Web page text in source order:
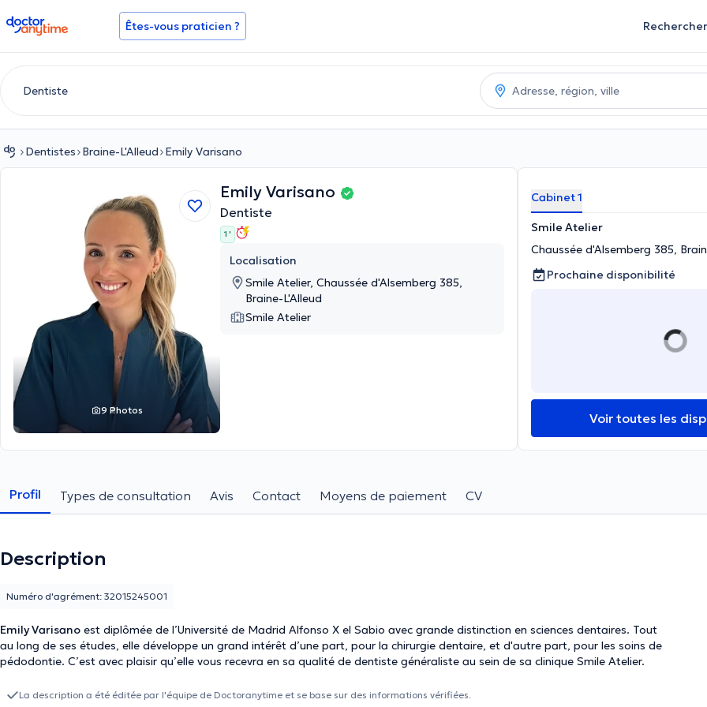
doctoranytime Êtes-vous praticien ? Rechercher
Dentistes Braine-L'Alleud Emily Varisano
9 Photos
Emily Varisano
Dentiste
1 '
Localisation
Smile Atelier, Chaussée d'Alsemberg 385,
Braine-L'Alleud
Smile Atelier
Cabinet 1
Smile Atelier
Chaussée d'Alsemberg 385,
Prochaine disponibilité
Voir toutes les
Profil Types de consultation Avis Contact Moyens de paiement CV
Description
Emily Varisano est diplômée de l’Université de Madrid Alfonso X el Sabio avec grande distinction en sciences dentaires. Tout
au long de ses études, elle développe un grand intérêt d’une part, pour la chirurgie dentaire, et d'autre part, pour les soins de
pédodontie. C’est avec plaisir qu’elle vous recevra en sa qualité de dentiste généraliste au sein de sa clinique Smile Atelier.
Numéro d'agrément: 32015245001
La description a été éditée par l'équipe de Doctoranytime et se base sur des informations vérifiées.